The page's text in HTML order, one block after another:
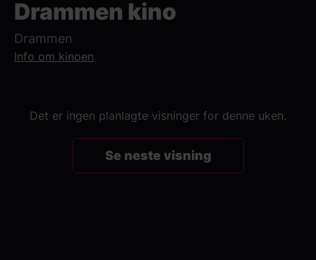
Drammen kino
Drammen
Info om kinoen
Det er ingen planlagte visninger for denne uken.
Se neste visning